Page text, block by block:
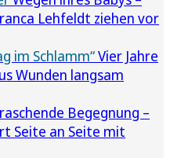
Lehfeldt ziehen vor
im Schlamm“Vier Jahre
Wunden langsam
Begegnung –
Seite an Seite mit